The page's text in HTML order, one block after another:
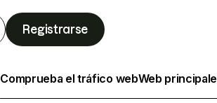
Registrarse
Comprueba el tráfico webWeb